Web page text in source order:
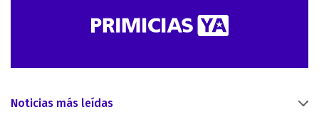
Noticias más leídas